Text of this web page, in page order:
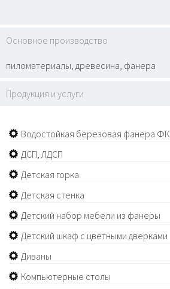
Основное производство
пиломатериалы, древесина, фанера
Продукция и услуги
Водостойкая березовая фанера ФК
ДСП, ЛДСП
Детская горка
Детская стенка
Детский набор мебели из фанеры
Детский шкаф с цветными дверками
Диваны
Компьютерные столы